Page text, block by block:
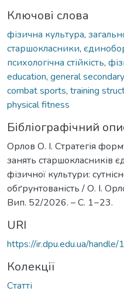
Ключові слова
фізична культура,
старшокласники,
психологічна стійкість,
education, general
combat sports, training
physical fitness
Бібліографічний
Орлов О. І. Стратегія
занять старшокласників
фізичної культури:
обґрунтованість / О. І.
Вип. 52/2026. – С. 1−23.
URI
https://ir.dpu.edu.ua/
Колекції
Статті